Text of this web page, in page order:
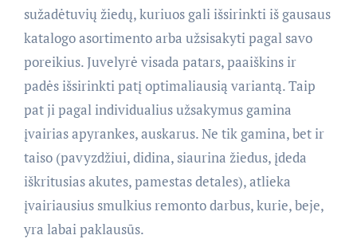
sužadėtuvių žiedų, kuriuos gali išsirinkti iš gausaus
katalogo asortimento arba užsisakyti pagal savo
poreikius. Juvelyrė visada patars, paaiškins ir
padės išsirinkti patį optimaliausią variantą. Taip
pat ji pagal individualius užsakymus gamina
įvairias apyrankes, auskarus. Ne tik gamina, bet ir
taiso (pavyzdžiui, didina, siaurina žiedus, įdeda
iškritusias akutes, pamestas detales), atlieka
įvairiausius smulkius remonto darbus, kurie, beje,
yra labai paklausūs.